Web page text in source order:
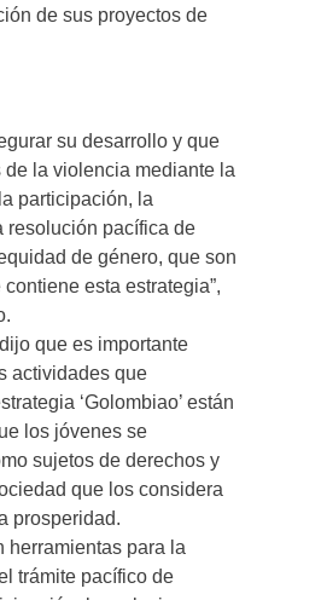
de sus proyectos de
su desarrollo y que
la violencia mediante la
participación, la
resolución pacífica de
de género, que son
esta estrategia”,
que es importante
actividades que
‘Golombiao’ están
los jóvenes se
sujetos de derechos y
que los considera
prosperidad.
herramientas para la
trámite pacífico de